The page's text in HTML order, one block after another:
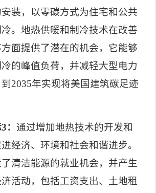
装，以零碳方式为住宅和公共
。地热供暖和制冷技术在改善
面提供了潜在的机会，它能够
的峰值负荷，并减轻大型电力
2035年实现将美国建筑碳足迹
3： 通过增加地热技术的开发和
经济、环境和社会和谐进步。
清洁能源的就业机会，并产生
活动，包括工资支出、土地租